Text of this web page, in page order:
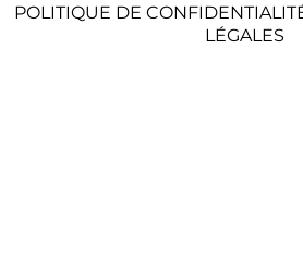
POLITIQUE DE
LÉGALES